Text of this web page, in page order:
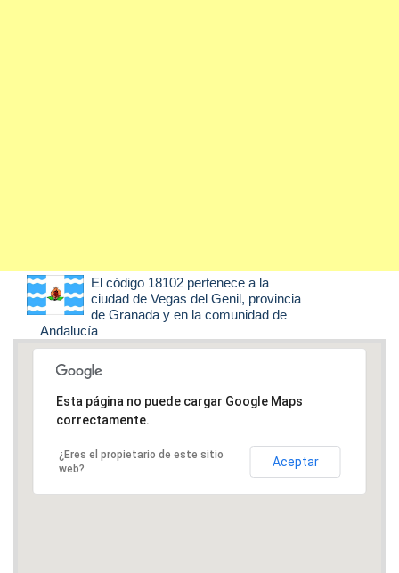
El código 18102 pertenece a la
ciudad de Vegas del Genil, provincia
de Granada y en la comunidad de
Andalucía
Esta página no puede cargar Google Maps
correctamente.
¿Eres el propietario de este sitio
web?
Aceptar